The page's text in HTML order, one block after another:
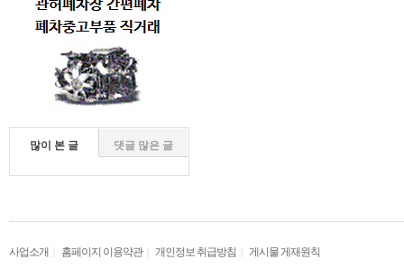
많이 본 글 댓글 많은 글
사업소개 | 홈페이지 이용약관| 개인정보 취급방침 | 게시물 게재원칙